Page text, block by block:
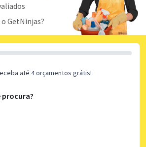
GetNinjas?
até 4 orçamentos grátis!
procura?